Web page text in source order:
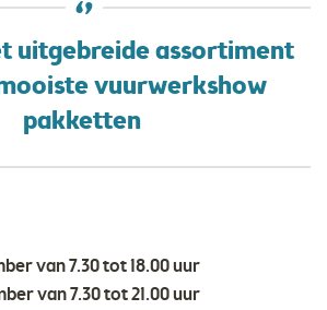
uitgebreide assortiment
vuurwerkshow
pakketten
van 7.30 tot 18.00 uur
van 7.30 tot 21.00 uur